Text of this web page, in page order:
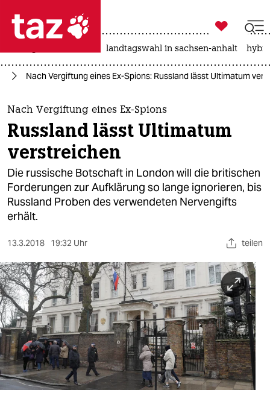
 taz zahl ich
taz zahl ich
themen
politik
öko
gesellschaft
kultur
sport
berlin
nord
wahrheit
verlag
verlag

taz zahl ich
landtagswahl in sachsen-anhalt
Nach Vergiftung eines Ex-Spions: Russland lässt Ultimatum
Nach Vergiftung eines Ex-Spions
Russland lässt Ultimatum
verstreichen
Die russische Botschaft in London will die britischen
Forderungen zur Aufklärung so lange ignorieren, bis
Russland Proben des verwendeten Nervengifts
erhält.
13.3.2018 19:32 Uhr teilen